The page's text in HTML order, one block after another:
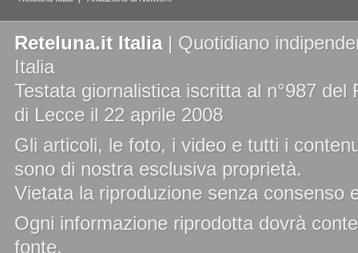
Reteluna.it Italia| Quotidiano
Italia
Testata giornalistica iscritta al n°987
di Lecce il 22 aprile 2008
Gli articoli, le foto, i video e tutti i
sono di nostra esclusiva proprietà.
Vietata la riproduzione senza consenso
Ogni informazione riprodotta dovrà
fonte.